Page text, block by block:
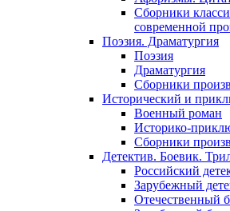
Сборники
современной
Поэзия. Драматургия
Поэзия
Драматургия
Сборники
Исторический и
Военный роман
Историко-
Сборники
Детектив. Боевик.
Российский
Зарубежный
Отечественный